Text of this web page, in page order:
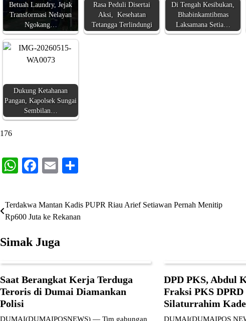
Betuah Laundry, Jejak
Transformasi Nelayan
Ngokang…
Rasa Peduli Disertai
Aksi, Kesehatan
Tetangga Terlindungi
Di Tengah Kesibukan,
Bhabinkamtibmas
Laksamana Setia…
Dukung Ketahanan
Pangan, Kapolsek Sungai
Sembilan…
176
WhatsApp
Facebook
Email
Navigasi
Terdakwa Mantan Kadis PUPR Riau Arief Setiawan Pernah Menitip
Rp600 Juta ke Rekanan
Simak Juga
Saat Berangkat Kerja Terduga
Teroris di Dumai Diamankan
Polisi
DUMAI(DUMAIPOSNEWS) — Tim gabungan
DPD PKS, Abdul
Fraksi PKS DPRD
Silaturrahim
DUMAI(DUMAIPOS